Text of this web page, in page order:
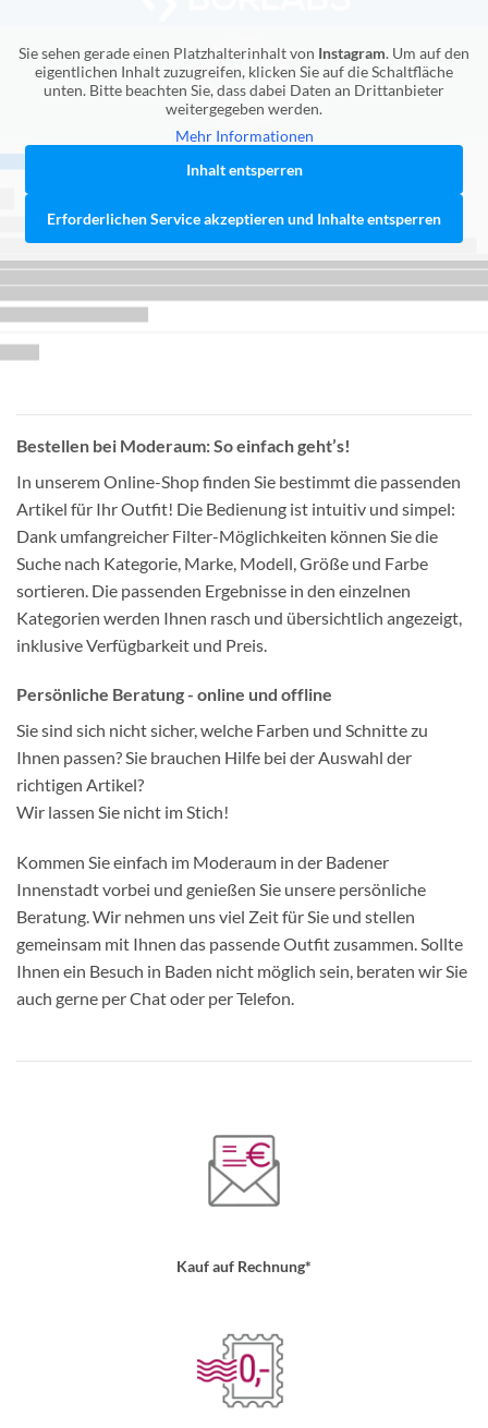
Sie sehen gerade einen Platzhalterinhalt von Instagram. Um auf den
eigentlichen Inhalt zuzugreifen, klicken Sie auf die Schaltfläche
unten. Bitte beachten Sie, dass dabei Daten an Drittanbieter
weitergegeben werden.
Mehr Informationen
Inhalt entsperren
Erforderlichen Service akzeptieren und Inhalte entsperren
Bestellen bei Moderaum: So einfach geht’s!
In unserem Online-Shop finden Sie bestimmt die passenden
Artikel für Ihr Outfit! Die Bedienung ist intuitiv und simpel:
Dank umfangreicher Filter-Möglichkeiten können Sie die
Suche nach Kategorie, Marke, Modell, Größe und Farbe
sortieren. Die passenden Ergebnisse in den einzelnen
Kategorien werden Ihnen rasch und übersichtlich angezeigt,
inklusive Verfügbarkeit und Preis.
Persönliche Beratung - online und offline
Sie sind sich nicht sicher, welche Farben und Schnitte zu
Ihnen passen? Sie brauchen Hilfe bei der Auswahl der
richtigen Artikel?
Wir lassen Sie nicht im Stich!
Kommen Sie einfach im Moderaum in der Badener
Innenstadt vorbei und genießen Sie unsere persönliche
Beratung. Wir nehmen uns viel Zeit für Sie und stellen
gemeinsam mit Ihnen das passende Outfit zusammen. Sollte
Ihnen ein Besuch in Baden nicht möglich sein, beraten wir Sie
auch gerne per Chat oder per Telefon.
Kauf auf Rechnung*